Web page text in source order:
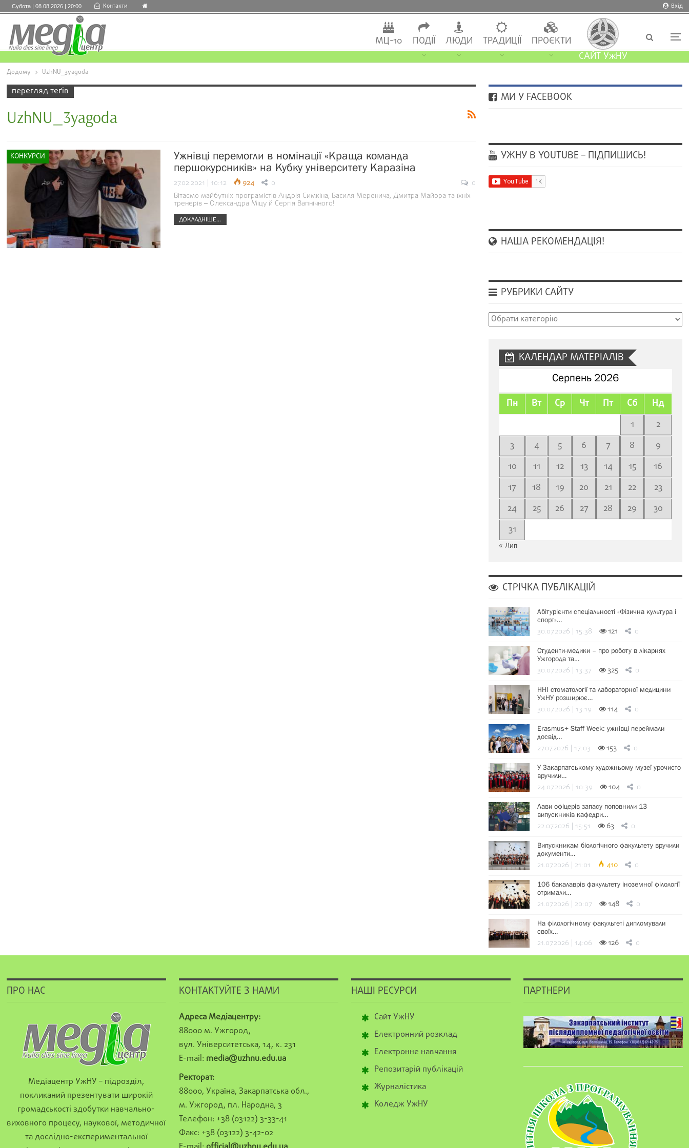
Вхід
Субота | 08.08.2026 | 20:00 Контакти
МЦ-10 ПОДІЇ ЛЮДИ ТРАДИЦІЇ
ПРОЄКТИ
САЙТ УжНУ
Додому UzhNU_3yagoda
перегляд теґів
UzhNU_3yagoda
КОНКУРСИ
Ужнівці перемогли в номінації «Краща команда
першокурсників» на Кубку університету Каразіна
27.02.2021 | 10:12 924 0
0
Вітаємо майбутніх програмістів Андрія Симкіна, Василя Меренича, Дмитра Майора та їхніх
тренерів ‒ Олександра Міцу й Сергія Вапнічного!
ДОКЛАДНІШЕ...
МИ У FACEBOOK
УЖНУ В YOUTUBE – ПІДПИШИСЬ!
НАША РЕКОМЕНДАЦІЯ!
РУБРИКИ САЙТУ
Рубрики
КАЛЕНДАР МАТЕРІАЛІВ
Серпень 2026
Пн Вт Ср Чт Пт Сб Нд
1
2
3
4 5 6 7 8
9
10
11 12 13 14 15
16
17
18 19 20 21 22
23
24
25 26 27 28 29
30
31
« Лип
СТРІЧКА ПУБЛІКАЦІЙ
Абітурієнти спеціальності «Фізична культура і
спорт»…
30.07.2026 | 15:38 121 0
Студенти-медики – про роботу в лікарнях
Ужгорода та…
30.07.2026 | 13:37 325 0
ННІ стоматології та лабораторної медицини
УжНУ розширює…
30.07.2026 | 13:19 114 0
Erasmus+ Staff Week: ужнівці переймали
досвід…
27.07.2026 | 17:03 153 0
У Закарпатському художньому музеї урочисто
вручили…
24.07.2026 | 10:39 104 0
Лави офіцерів запасу поповнили 13
випускників кафедри…
22.07.2026 | 15:51 63 0
Випускникам біологічного факультету вручили
документи…
21.07.2026 | 21:01 410 0
106 бакалаврів факультету іноземної філології
отримали…
21.07.2026 | 20:07 148 0
На філологічному факультеті дипломували
своїх…
21.07.2026 | 14:06 126 0
ПРО НАС
Медіацентр УжНУ – підрозділ,
покликаний презентувати широкій
громадськості здобутки навчально-
виховного процесу, наукової, методичної
та дослідно-експериментальної
КОНТАКТУЙТЕ З НАМИ
Адреса Медіацентру:
88000 м. Ужгород,
вул. Університетська, 14, к. 231
E-mail: media@uzhnu.edu.ua
Ректорат:
88000, Україна, Закарпатська обл.,
м. Ужгород, пл. Народна, 3
Телефон: +38 (03122) 3-33-41
Факс: +38 (03122) 3-42-02
НАШІ РЕСУРСИ
Сайт УжНУ
Електронний розклад
Електронне навчання
Репозитарій публікацій
Журналістика
Коледж УжНУ
ПАРТНЕРИ